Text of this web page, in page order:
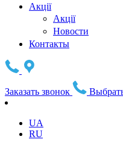
Акції
Акції
Новости
Контакты
Заказать звонок
UA
RU